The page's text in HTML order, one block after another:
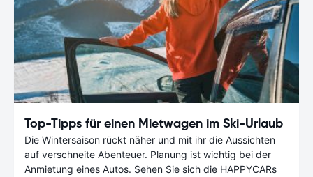
Top-Tipps für einen Mietwagen im Ski-Urlaub
Die Wintersaison rückt näher und mit ihr die Aussichten
auf verschneite Abenteuer. Planung ist wichtig bei der
Anmietung eines Autos. Sehen Sie sich die HAPPYCARs